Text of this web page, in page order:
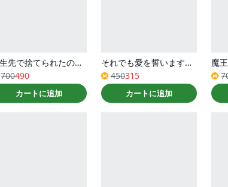
転生先で捨てられたので、もふもふ達とお料理しますR～お飾り王妃はマイペースに最強です～（コミック） ： 2
700490
カートに追加
それでも愛を誓いますか？ ： 10
450315
カートに追加